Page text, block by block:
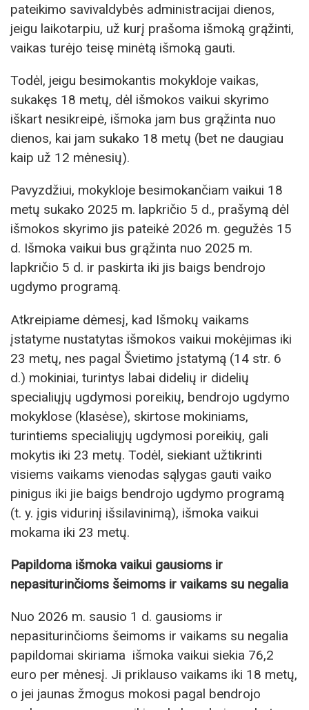
pateikimo savivaldybės administracijai dienos,
jeigu laikotarpiu, už kurį prašoma išmoką grąžinti,
vaikas turėjo teisę minėtą išmoką gauti.
Todėl, jeigu besimokantis mokykloje vaikas,
sukakęs 18 metų, dėl išmokos vaikui skyrimo
iškart nesikreipė, išmoka jam bus grąžinta nuo
dienos, kai jam sukako 18 metų (bet ne daugiau
kaip už 12 mėnesių).
Pavyzdžiui, mokykloje besimokančiam vaikui 18
metų sukako 2025 m. lapkričio 5 d., prašymą dėl
išmokos skyrimo jis pateikė 2026 m. gegužės 15
d. Išmoka vaikui bus grąžinta nuo 2025 m.
lapkričio 5 d. ir paskirta iki jis baigs bendrojo
ugdymo programą.
Atkreipiame dėmesį, kad Išmokų vaikams
įstatyme nustatytas išmokos vaikui mokėjimas iki
23 metų, nes pagal Švietimo įstatymą (14 str. 6
d.) mokiniai, turintys labai didelių ir didelių
specialiųjų ugdymosi poreikių, bendrojo ugdymo
mokyklose (klasėse), skirtose mokiniams,
turintiems specialiųjų ugdymosi poreikių, gali
mokytis iki 23 metų. Todėl, siekiant užtikrinti
visiems vaikams vienodas sąlygas gauti vaiko
pinigus iki jie baigs bendrojo ugdymo programą
(t. y. įgis vidurinį išsilavinimą), išmoka vaikui
mokama iki 23 metų.
Papildoma išmoka vaikui gausioms ir
nepasiturinčioms šeimoms ir vaikams su negalia
Nuo 2026 m. sausio 1 d. gausioms ir
nepasiturinčioms šeimoms ir vaikams su negalia
papildomai skiriama išmoka vaikui siekia 76,2
euro per mėnesį. Ji priklauso vaikams iki 18 metų,
o jei jaunas žmogus mokosi pagal bendrojo